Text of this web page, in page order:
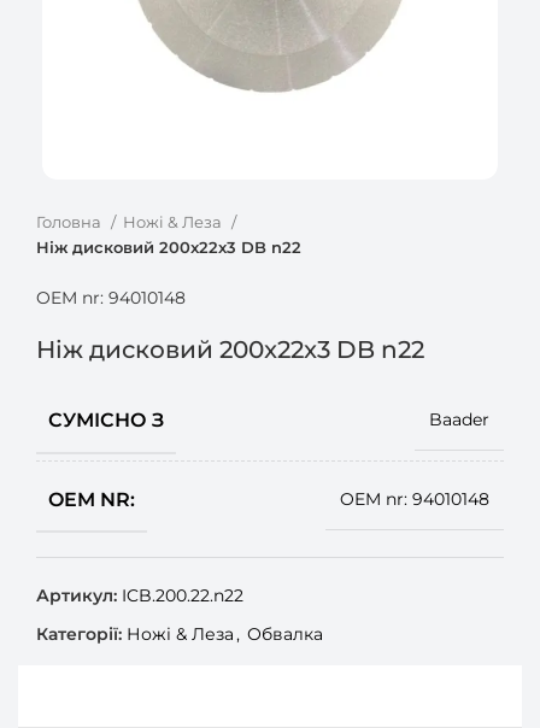
Головна
Ножі & Леза
Ніж дисковий 200x22x3 DB n22
OEM nr: 94010148
Ніж дисковий 200x22x3 DB n22
СУМІСНО З Baader
OEM NR: OEM nr: 94010148
Артикул: ICB.200.22.n22
Категорії: Ножі & Леза, Обвалка